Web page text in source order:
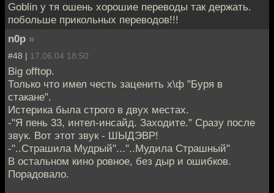
Goblin у тя ошень хорошие переводы так держать.
побольше прикольных переводов!!!
n0p »
#48 | 17.06.04 18:50
Big offtop.
Только что имел честь заценить х\ф "Буря в
стакане".
Истерика была строго в двух местах.
-"Я пень 33, интел-инсайд. Заходите." Сразу после
звук. Вот этот звук - ШЫДЭВР!
-"..Страшила Мудрый"..."..Мудила Страшный"
В остальном кино ровное, без дыр и ошибков.
Порадовало.